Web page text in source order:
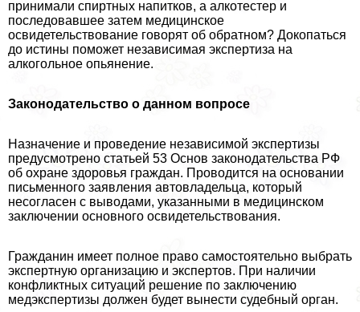
принимали спиртных напитков, а алкотестер и
последовавшее затем медицинское
освидетельствование говорят об обратном? Докопаться
до истины поможет независимая экспертиза на
алкогольное опьянение.
Законодательство о данном вопросе
Назначение и проведение независимой экспертизы
предусмотрено статьей 53 Основ законодательства РФ
об охране здоровья граждан. Проводится на основании
письменного заявления автовладельца, который
несогласен с выводами, указанными в медицинском
заключении основного освидетельствования.
Гражданин имеет полное право самостоятельно выбрать
экспертную организацию и экспертов. При наличии
конфликтных ситуаций решение по заключению
медэкспертизы должен будет вынести судебный орган.